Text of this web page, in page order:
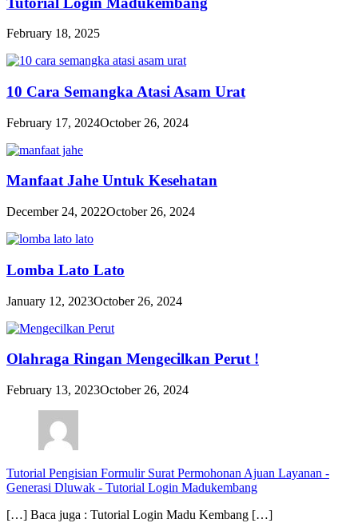
February 18, 2025
10 Cara Semangka Atasi Asam Urat
February 17, 2024October 26, 2024
Manfaat Jahe Untuk Kesehatan
December 24, 2022October 26, 2024
Lomba Lato Lato
January 12, 2023October 26, 2024
Olahraga Ringan Mengecilkan Perut !
February 13, 2023October 26, 2024
Tutorial Pengisian Formulir Surat Permohonan Ajuan Layanan -
Generasi Dluwak - Tutorial Login Madukembang
[…] Baca juga : Tutorial Login Madu Kembang […]